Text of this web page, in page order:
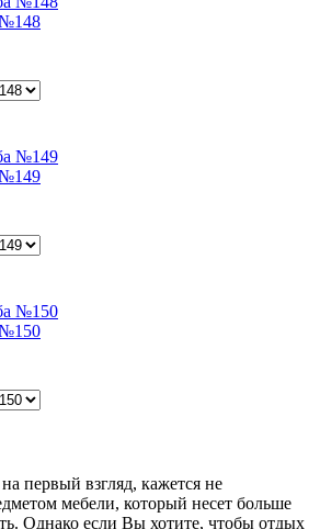
№148
№149
№150
первый взгляд, кажется не
мебели, который несет больше
Однако если Вы хотите, чтобы отдых